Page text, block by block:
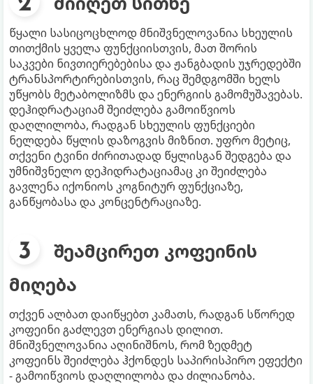
წყალი სასიცოცხლოდ მნიშვნელოვანია სხეულის
თითქმის ყველა ფუნქციისთვის, მათ შორის
საკვები ნივთიერებებისა და ჟანგბადის უჯრედებში
ტრანსპორტირებისთვის, რაც შემდგომში ხელს
უწყობს მეტაბოლიზმს და ენერგიის გამომუშავებას.
დეჰიდრატაციამ შეიძლება გამოიწვიოს
დაღლილობა, რადგან სხეულის ფუნქციები
ნელდება წყლის დაზოგვის მიზნით. უფრო მეტიც,
თქვენი ტვინი ძირითადად წყლისგან შედგება და
უმნიშვნელო დეჰიდრატაციამაც კი შეიძლება
გავლენა იქონიოს კოგნიტურ ფუნქციაზე,
განწყობასა და კონცენტრაციაზე.
შეამცირეთ კოფეინის
მიღება
თქვენ ალბათ დაიწყებთ კამათს, რადგან სწორედ
კოფეინი გაძლევთ ენერგიას დილით.
მნიშვნელოვანია აღინიშნოს, რომ ზედმეტ
კოფეინს შეიძლება ჰქონდეს საპირისპირო ეფექტი
- გამოიწვიოს დაღლილობა და ძილიანობა.